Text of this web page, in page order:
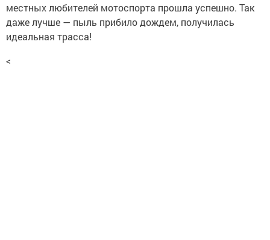
местных любителей мотоспорта прошла успешно. Так
даже лучше — пыль прибило дождем, получилась
идеальная трасса!
<